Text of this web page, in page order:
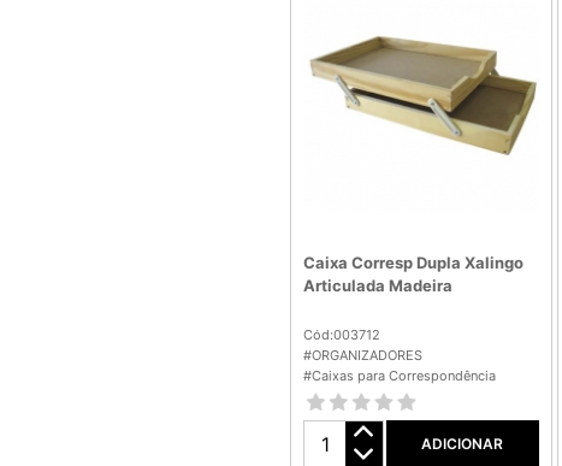
Caixa Corresp Dupla Xalingo
Articulada Madeira
Cód:003712
#ORGANIZADORES
#Caixas para Correspondência
ADICIONAR